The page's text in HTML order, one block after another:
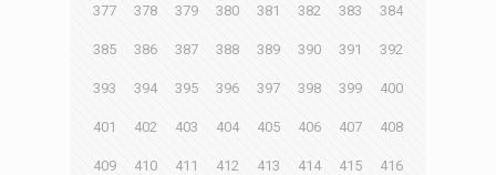
377 378 379 380 381 382 383 384
385 386 387 388 389 390 391 392
393 394 395 396 397 398 399 400
401 402 403 404 405 406 407 408
409 410 411 412 413 414 415 416